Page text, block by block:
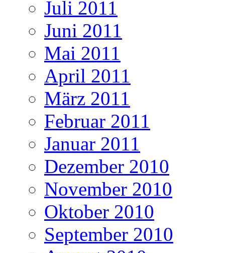
Juli 2011
Juni 2011
Mai 2011
April 2011
März 2011
Februar 2011
Januar 2011
Dezember 2010
November 2010
Oktober 2010
September 2010